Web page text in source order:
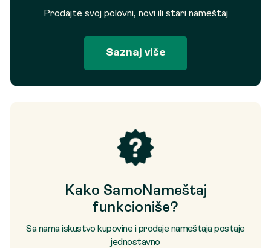
Prodajte svoj polovni, novi ili stari nameštaj
Saznaj više
Kako SamoNameštaj
funkcioniše?
Sa nama iskustvo kupovine i prodaje nameštaja postaje
jednostavno